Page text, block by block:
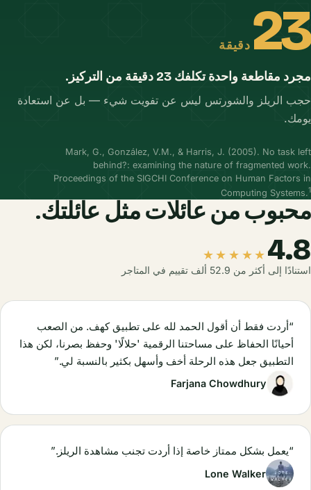
23 دقيقة
مجرد مقاطعة واحدة تكلفك 23 دقيقة من التركيز.
حجب الريلز والشورتس ليس عن تفويت شيء — بل عن استعادة
يومك.
Mark, G., González, V.M., & Harris, J. (2005). No task left
behind?: examining the nature of fragmented work.
Proceedings of the SIGCHI Conference on Human Factors in
Computing Systems.1
محبوب من عائلات مثل عائلتك.
4.8
★★★★★
استنادًا إلى أكثر من 52.9 ألف تقييم في المتاجر
“أردت فقط أن أقول الحمد لله على تطبيق كهف. من الصعب
أحيانًا الحفاظ على مساحتنا الرقمية 'حلالًا' وحفظ بصرنا، لكن هذا
التطبيق جعل هذه الرحلة أخف وأسهل بكثير بالنسبة لي.”
Farjana Chowdhury
“يعمل بشكل ممتاز خاصة إذا أردت تجنب مشاهدة الريلز.”
Lone Walker